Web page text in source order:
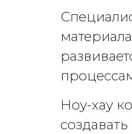
Ноу-хау